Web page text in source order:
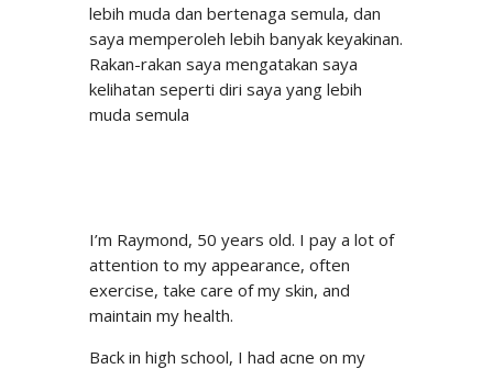
lebih muda dan bertenaga semula, dan
saya memperoleh lebih banyak keyakinan.
Rakan-rakan saya mengatakan saya
kelihatan seperti diri saya yang lebih
muda semula
I’m Raymond, 50 years old. I pay a lot of
attention to my appearance, often
exercise, take care of my skin, and
maintain my health.
Back in high school, I had acne on my